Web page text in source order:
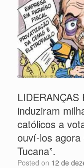
induziram
católicos a
ouví-los agora
Tucana”.
Posted on 12 de